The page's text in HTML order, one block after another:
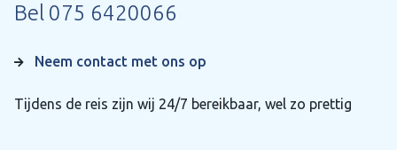
Bel 075 6420066
Neem contact met ons op
Tijdens de reis zijn wij 24/7 bereikbaar, wel zo prettig